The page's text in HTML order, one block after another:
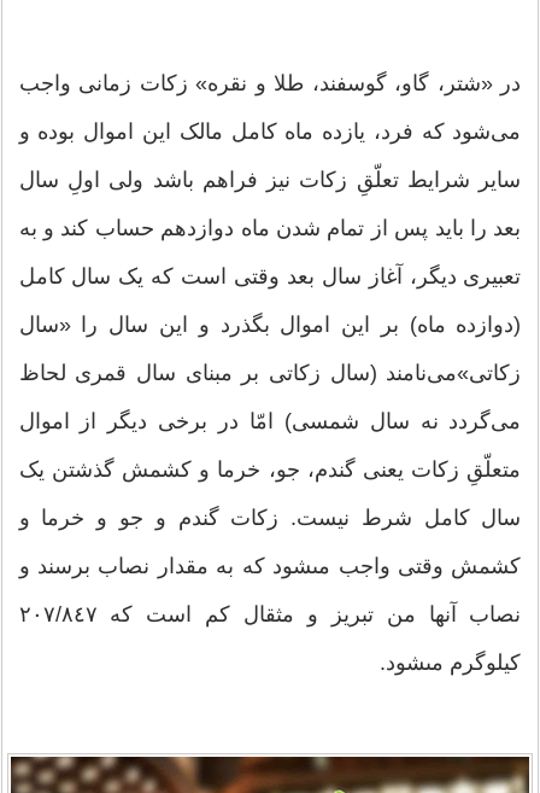
در «شتر، گاو، گوسفند، طلا و نقره» زکات زمانی واجب
می‌شود که فرد، یازده ماه کامل مالک این اموال بوده و
سایر شرایط تعلّقِ زکات نیز فراهم باشد ولی اولِ سال
بعد را باید پس از تمام شدن ماه دوازدهم حساب كند و به
تعبیری دیگر، آغاز سال بعد وقتی است که یک سال کامل
(دوازده ماه) بر این اموال بگذرد و این سال را «سال
زکاتی»می‌نامند (سال زکاتی بر مبنای سال قمری لحاظ
می‌گردد نه سال شمسی) امّا در برخی دیگر از اموال
متعلّقِ زکات یعنی گندم، جو، خرما و كشمش گذشتن یک
سال کامل شرط نیست. زكات گندم و جو و خرما و
كشمش وقتى واجب مى‏شود كه به مقدار نصاب برسند و
نصاب آنها من تبريز و مثقال كم است كه ٢٠٧/٨٤٧
كيلوگرم مى‏شود.